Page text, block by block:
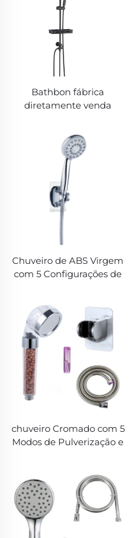
Bathbon fábrica
diretamente venda
metais sanitários em aço
inoxidável para instalação
na parede, conjunto fosco
preto, torneiras e
conjunto de chuveiro para
banheiro
Chuveiro de ABS Virgem
com 5 Configurações de
Bicos de Silicone Anti-
Entupimento para
Limpeza Fácil
chuveiro Cromado com 5
Modos de Pulverização e
Banhos Limpos e
Revigorantes, Opções
Portátil e Fixa Disponíveis